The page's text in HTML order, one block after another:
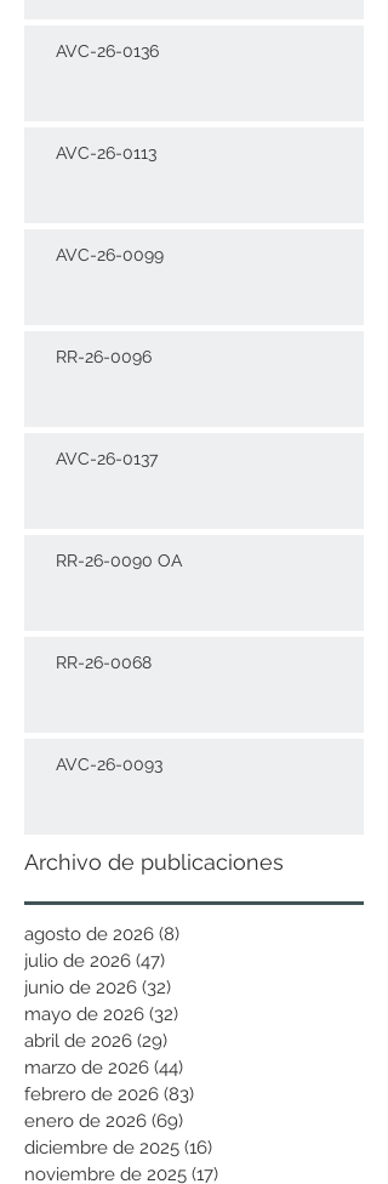
AVC-26-0136
AVC-26-0113
AVC-26-0099
RR-26-0096
AVC-26-0137
RR-26-0090 OA
RR-26-0068
AVC-26-0093
Archivo de publicaciones
agosto de 2026 (8)
julio de 2026 (47)
junio de 2026 (32)
mayo de 2026 (32)
abril de 2026 (29)
marzo de 2026 (44)
febrero de 2026 (83)
enero de 2026 (69)
diciembre de 2025 (16)
noviembre de 2025 (17)